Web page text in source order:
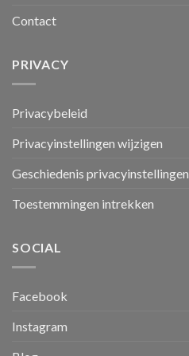
Contact
PRIVACY
Privacybeleid
Privacyinstellingen wijzigen
Geschiedenis privacyinstellingen
Toestemmingen intrekken
SOCIAL
Facebook
Instagram